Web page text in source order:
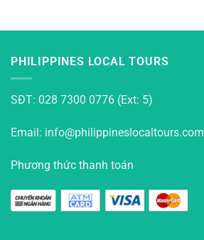
PHILIPPINES LOCAL TOURS
SĐT: 028 7300 0776 (Ext: 5)
Email: info@philippineslocaltours.com
Phương thức thanh toán